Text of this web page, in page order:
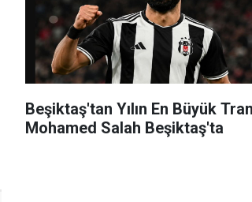
Beşiktaş'tan Yılın En Büyük
Mohamed Salah Beşiktaş'ta